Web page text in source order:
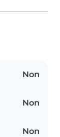
Non
Non
Non